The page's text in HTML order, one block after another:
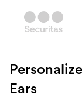
Ears